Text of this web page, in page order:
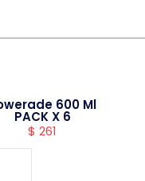
600 Ml
PACK X 6
$ 261